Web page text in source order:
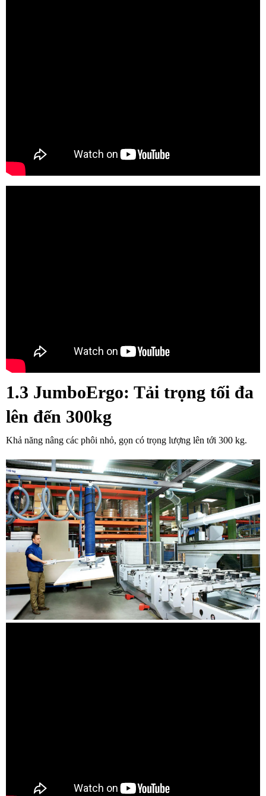
1.3 JumboErgo: Tải trọng tối đa
lên đến 300kg
Khả năng nâng các phôi nhỏ, gọn có trọng lượng lên tới 300 kg.